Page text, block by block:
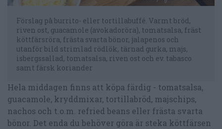
Förslag på burrito- eller tortillabuffé. Varmt bröd,
riven ost, guacamole (avokadoröra), tomatsalsa, fräst
köttfärsröra, frästa svarta bönor, jalapenos och
utanför bild strimlad rödlök, tärnad gurka, majs,
isbergssallad, tomatsalsa, riven ost och ev. tabasco
samt färsk koriander
Hela middagen finns att köpa färdig - tomatsalsa,
guacamole, kryddmixar, tortillabröd, majschips,
nachos och t.o.m. refried beans eller frästa svarta
bönor. Det enda du behöver göra är steka köttfärsen